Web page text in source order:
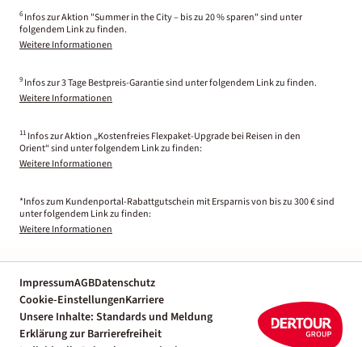
6 Infos zur Aktion "Summer in the City – bis zu 20 % sparen" sind unter
folgendem Link zu finden.
Weitere Informationen
9 Infos zur 3 Tage Bestpreis-Garantie sind unter folgendem Link zu finden.
Weitere Informationen
11 Infos zur Aktion „Kostenfreies Flexpaket-Upgrade bei Reisen in den
Orient“ sind unter folgendem Link zu finden:
Weitere Informationen
*Infos zum Kundenportal-Rabattgutschein mit Ersparnis von bis zu 300 € sind
unter folgendem Link zu finden:
Weitere Informationen
ImpressumAGBDatenschutz
Cookie-EinstellungenKarriere
Unsere Inhalte: Standards und Meldung
Erklärung zur Barrierefreiheit